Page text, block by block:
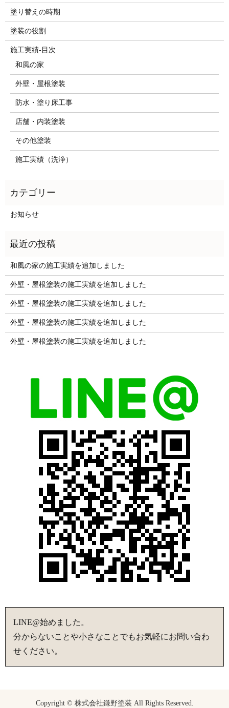
塗り替えの時期
塗装の役割
施工実績-目次
和風の家
外壁・屋根塗装
防水・塗り床工事
店舗・内装塗装
その他塗装
施工実績（洗浄）
お知らせ
和風の家の施工実績を追加しました
外壁・屋根塗装の施工実績を追加しました
外壁・屋根塗装の施工実績を追加しました
外壁・屋根塗装の施工実績を追加しました
外壁・屋根塗装の施工実績を追加しました
LINE@始めました。
分からないことや小さなことでもお気軽にお問い合わ
せください。
Copyright © 株式会社鎌野塗装 All Rights Reserved.